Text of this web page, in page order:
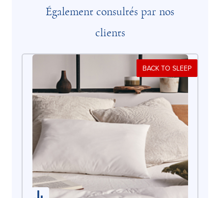
Également consultés par nos
clients
BACK TO SLEEP